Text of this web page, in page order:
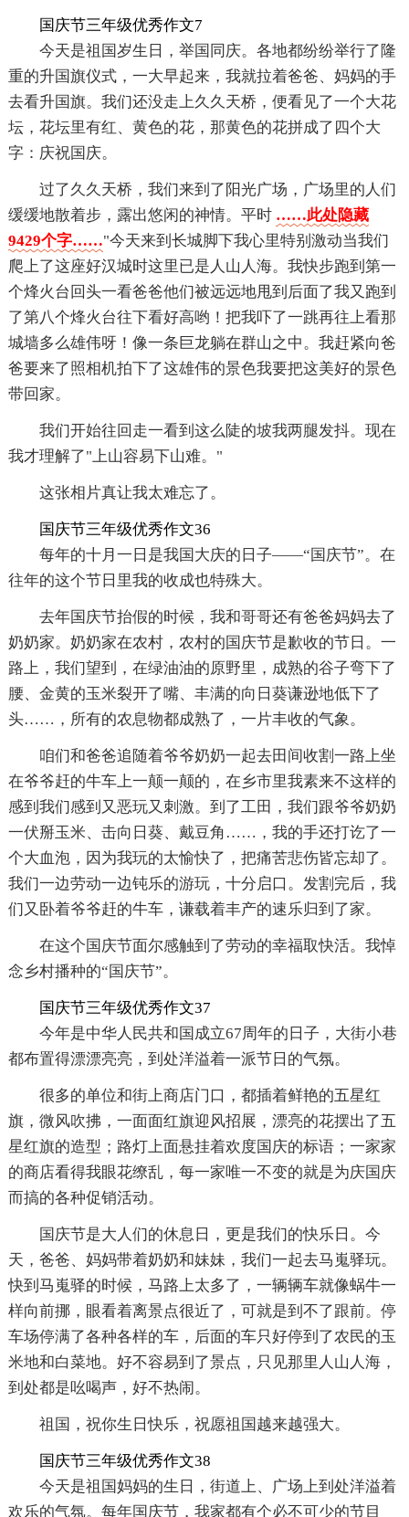
国庆节三年级优秀作文7
今天是祖国岁生日，举国同庆。各地都纷纷举行了隆
重的升国旗仪式，一大早起来，我就拉着爸爸、妈妈的手
去看升国旗。我们还没走上久久天桥，便看见了一个大花
坛，花坛里有红、黄色的花，那黄色的花拼成了四个大
字：庆祝国庆。
过了久久天桥，我们来到了阳光广场，广场里的人们
缓缓地散着步，露出悠闲的神情。平时 ……此处隐藏
9429个字……"今天来到长城脚下我心里特别激动当我们
爬上了这座好汉城时这里已是人山人海。我快步跑到第一
个烽火台回头一看爸爸他们被远远地甩到后面了我又跑到
了第八个烽火台往下看好高哟！把我吓了一跳再往上看那
城墙多么雄伟呀！像一条巨龙躺在群山之中。我赶紧向爸
爸要来了照相机拍下了这雄伟的景色我要把这美好的景色
带回家。
我们开始往回走一看到这么陡的坡我两腿发抖。现在
我才理解了"上山容易下山难。"
这张相片真让我太难忘了。
国庆节三年级优秀作文36
每年的十月一日是我国大庆的日子——“国庆节”。在
往年的这个节日里我的收成也特殊大。
去年国庆节抬假的时候，我和哥哥还有爸爸妈妈去了
奶奶家。奶奶家在农村，农村的国庆节是歉收的节日。一
路上，我们望到，在绿油油的原野里，成熟的谷子弯下了
腰、金黄的玉米裂开了嘴、丰满的向日葵谦逊地低下了
头……，所有的农息物都成熟了，一片丰收的气象。
咱们和爸爸追随着爷爷奶奶一起去田间收割一路上坐
在爷爷赶的牛车上一颠一颠的，在乡市里我素来不这样的
感到我们感到又恶玩又刺激。到了工田，我们跟爷爷奶奶
一伏掰玉米、击向日葵、戴豆角……，我的手还打讫了一
个大血泡，因为我玩的太愉快了，把痛苦悲伤皆忘却了。
我们一边劳动一边钝乐的游玩，十分启口。发割完后，我
们又卧着爷爷赶的牛车，谦载着丰产的速乐归到了家。
在这个国庆节面尔感触到了劳动的幸福取快活。我悼
念乡村播种的“国庆节”。
国庆节三年级优秀作文37
今年是中华人民共和国成立67周年的日子，大街小巷
都布置得漂漂亮亮，到处洋溢着一派节日的气氛。
很多的单位和街上商店门口，都插着鲜艳的五星红
旗，微风吹拂，一面面红旗迎风招展，漂亮的花摆出了五
星红旗的造型；路灯上面悬挂着欢度国庆的标语；一家家
的商店看得我眼花缭乱，每一家唯一不变的就是为庆国庆
而搞的各种促销活动。
国庆节是大人们的休息日，更是我们的快乐日。今
天，爸爸、妈妈带着奶奶和妹妹，我们一起去马嵬驿玩。
快到马嵬驿的时候，马路上太多了，一辆辆车就像蜗牛一
样向前挪，眼看着离景点很近了，可就是到不了跟前。停
车场停满了各种各样的车，后面的车只好停到了农民的玉
米地和白菜地。好不容易到了景点，只见那里人山人海，
到处都是吆喝声，好不热闹。
祖国，祝你生日快乐，祝愿祖国越来越强大。
国庆节三年级优秀作文38
今天是祖国妈妈的生日，街道上、广场上到处洋溢着
欢乐的气氛。每年国庆节，我家都有个必不可少的节目